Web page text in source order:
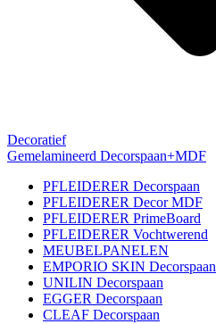
Decoratief
Gemelamineerd Decorspaan+MDF
PFLEIDERER Decorspaan
PFLEIDERER Decor MDF
PFLEIDERER PrimeBoard
PFLEIDERER Vochtwerend
MEUBELPANELEN
EMPORIO SKIN Decorspaan
UNILIN Decorspaan
EGGER Decorspaan
CLEAF Decorspaan